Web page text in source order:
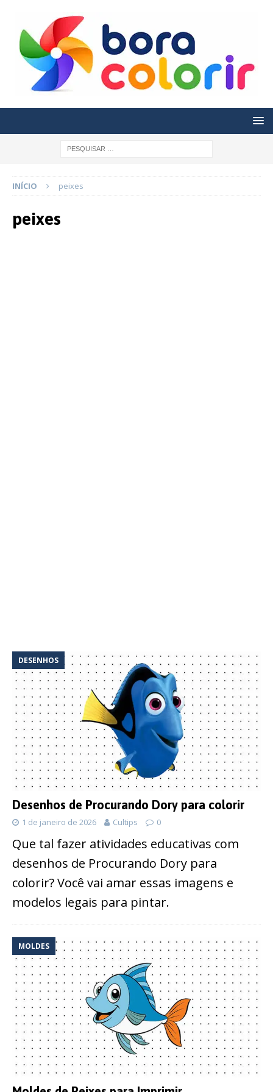
INÍCIO peixes
peixes
DESENHOS
Desenhos de Procurando Dory para colorir
1 de janeiro de 2026 Cultips 0
Que tal fazer atividades educativas com
desenhos de Procurando Dory para
colorir? Você vai amar essas imagens e
modelos legais para pintar.
MOLDES